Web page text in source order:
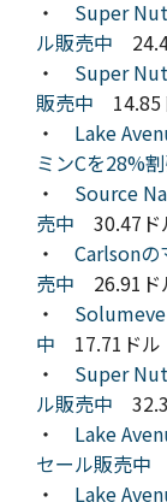
・ Super
ル販売中
・ Super
販売中 14.85
・ Lake
ミンCを28%
・ Source
売中 30.47ド
・ Carlsonの
売中 26.91ド
・
中 17.71ドル
・ Super
ル販売中
・ Lake
セール販売中
・ Lake